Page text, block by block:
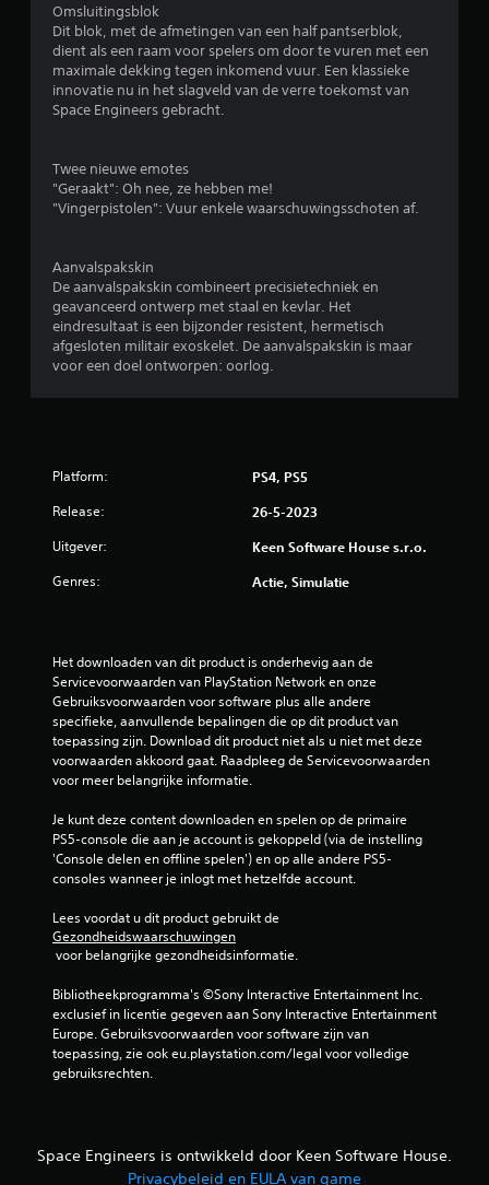
1
b
o
e
e
Omsluitingsblok
Dit blok, met de afmetingen van een half pantserblok,
dient als een raam voor spelers om door te vuren met een
maximale dekking tegen inkomend vuur. Een klassieke
innovatie nu in het slagveld van de verre toekomst van
Space Engineers gebracht.
Twee nieuwe emotes
"Geraakt": Oh nee, ze hebben me!
"Vingerpistolen": Vuur enkele waarschuwingsschoten af.
Aanvalspakskin
De aanvalspakskin combineert precisietechniek en
geavanceerd ontwerp met staal en kevlar. Het
eindresultaat is een bijzonder resistent, hermetisch
afgesloten militair exoskelet. De aanvalspakskin is maar
voor een doel ontworpen: oorlog.
Platform: PS4, PS5
Release: 26-5-2023
Uitgever: Keen Software House s.r.o.
Genres: Actie, Simulatie
Het downloaden van dit product is onderhevig aan de
Servicevoorwaarden van PlayStation Network en onze
Gebruiksvoorwaarden voor software plus alle andere
specifieke, aanvullende bepalingen die op dit product van
toepassing zijn. Download dit product niet als u niet met deze
voorwaarden akkoord gaat. Raadpleeg de Servicevoorwaarden
voor meer belangrijke informatie.
Je kunt deze content downloaden en spelen op de primaire
PS5-console die aan je account is gekoppeld (via de instelling
'Console delen en offline spelen') en op alle andere PS5-
consoles wanneer je inlogt met hetzelfde account.
Lees voordat u dit product gebruikt de
Gezondheidswaarschuwingen
voor belangrijke gezondheidsinformatie.
Bibliotheekprogramma's ©Sony Interactive Entertainment Inc.
exclusief in licentie gegeven aan Sony Interactive Entertainment
Europe. Gebruiksvoorwaarden voor software zijn van
toepassing, zie ook eu.playstation.com/legal voor volledige
gebruiksrechten.
Space Engineers is ontwikkeld door Keen Software House.
Privacybeleid en EULA van game